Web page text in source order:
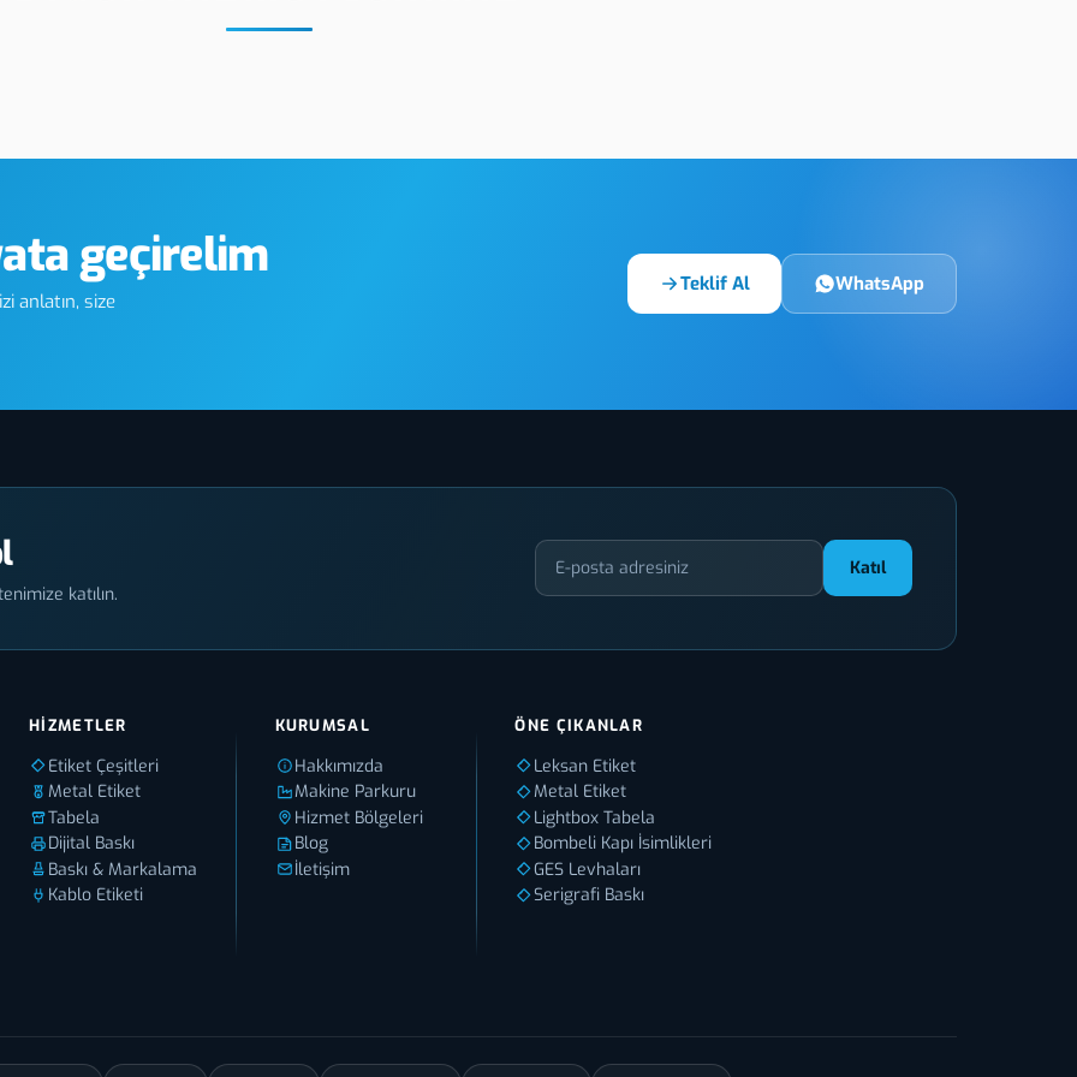
geçirelim
anlatın, size
Teklif Al WhatsApp
katılın.
Katıl
HIZMETLER
Etiket Çeşitleri
Metal Etiket
Tabela
Dijital Baskı
Baskı & Markalama
Kablo Etiketi
KURUMSAL
Hakkımızda
Makine Parkuru
Hizmet Bölgeleri
Blog
İletişim
ÖNE ÇIKANLAR
Leksan Etiket
Metal Etiket
Lightbox Tabela
Bombeli Kapı İsimlikleri
GES Levhaları
Serigrafi Baskı